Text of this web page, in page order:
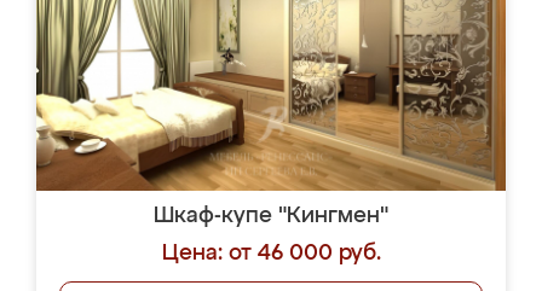
Шкаф-купе "Кингмен"
Цена: от 46 000 руб.